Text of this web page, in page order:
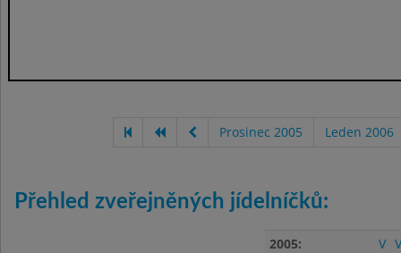
Prosinec 2005 Leden 2006
Přehled zveřejněných jídelníčků:
2005: V